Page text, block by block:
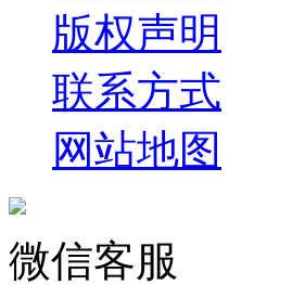
版权声明
联系方式
网站地图
微信客服